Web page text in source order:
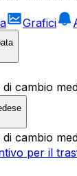
Grafici
cambio
cambio
per il